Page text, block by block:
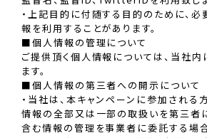
・上記目的に付随する目的のために、
報を利用することがあります。
■個人情報の管理について
ご提供頂く個人情報については、当社
ます。
■個人情報の第三者への開示について
・当社は、本キャンペーンに参加される
情報の全部又は一部の取扱いを第三者
含む情報の管理を事業者に委託する場合